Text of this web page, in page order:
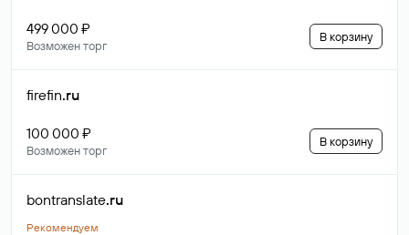
499 000 ₽
Возможен торг
В корзину
firefin.ru
100 000 ₽
Возможен торг
В корзину
bontranslate.ru
Рекомендуем